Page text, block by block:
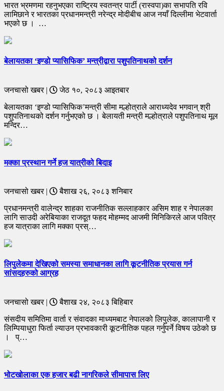
भारत भ्रमणमा रहनुभएका राष्ट्रिय स्वतन्त्र पार्टी (रास्वपा)का सभापति रवि
लामिछाने र भारतका प्रधानमन्त्री नरेन्द्र मोदीबीच आज नयाँ दिल्लीमा भेटवार्ता
भएको छ । …
बेलायतका ‘इण्डो प्यासिफिक’ मन्त्रीद्वारा पशुपतिनाथको दर्शन
जनचासो खबर |
जेठ १०, २०८३ आइतबार
बेलायतका ‘इण्डो प्यासिफिक’मन्त्री सीमा मल्होत्राले आराध्यदेव भगवान् श्री
पशुपतिनाथको दर्शन गर्नुभएको छ । बेलायती मन्त्री मल्होत्राले पशुपतिनाथ मूल
मन्दिर…
मक्का प्रस्थान गर्ने हज यात्रीको बिदाइ
जनचासो खबर |
बैशाख २६, २०८३ शनिबार
प्रधानमन्त्री वालेन्द्र शाहका राजनीतिक सल्लाहकार असिम शाह र नेपालका
लागि साउदी अरेबियाका राजदूत फहद मोहम्मद आजमी मिनिकिरले आज पवित्र
हज यात्राका लागि मक्का प्रस्…
लिपुलेकमा देखिएको समस्या समाधानका लागि कूटनीतिक प्रयास गर्न
सांसदहरुको आग्रह
जनचासो खबर |
बैशाख २४, २०८३ बिहिबार
संसदीय समितिमा वार्ता र संवादका माध्यमबाट नेपालको लिपुलेक, कालापानी र
लिम्पियाधुरा फिर्ता ल्याउन प्रभावकारी कूटनीतिक पहल गर्नुपर्ने विषय उठेको छ
। प्…
भोटखोलाका एक हजार बढी नागरिकले सीमापास लिए